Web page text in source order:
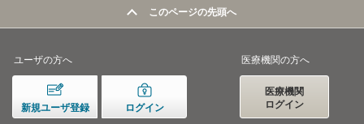
このページの先頭へ
ユーザの方へ
新規ユーザ登録 ログイン
医療機関の方へ
医療機関
ログイン